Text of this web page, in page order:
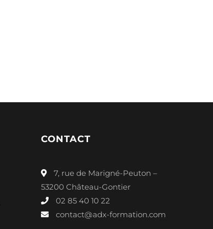
CONTACT
7, rue de Marigné-Peuton –
53200 Château-Gontier
02 85 40 10 22
contact@adx-formation.com